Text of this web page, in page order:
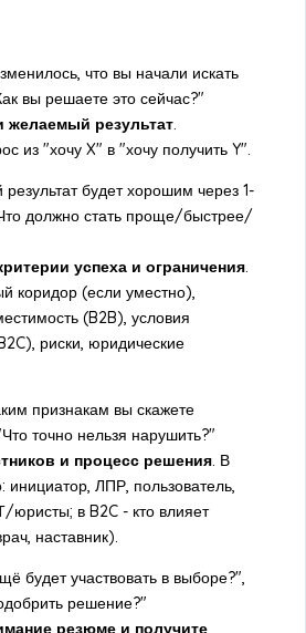
что вы начали искать
вы решаете это сейчас?"
желаемый результат.
из "хочу X" в "хочу получить Y".
будет хорошим через 1-
должно стать проще/быстрее/
успеха и ограничения.
коридор (если уместно),
(B2B), условия
риски, юридические
признакам вы скажете
точно нельзя нарушить?"
и процесс решения. В
инициатор, ЛПР, пользователь,
юристы; в B2C - кто влияет
наставник).
будет участвовать в выборе?",
решение?"
резюме и получите